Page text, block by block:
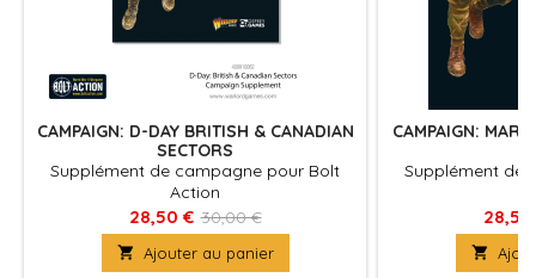
CAMPAIGN: D-DAY BRITISH & CANADIAN
SECTORS
Supplément de campagne pour Bolt
Action
28,50 € 30,00 €
 Ajouter au panier
CAMPAIGN:
Supplément de
28,50
